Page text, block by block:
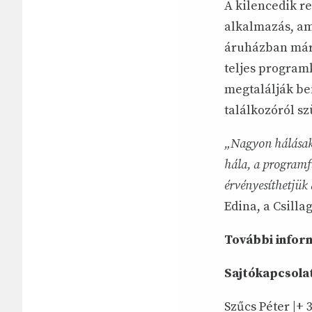
A kilencedik
alkalmazás,
áruházban
teljes
megtalálják
találkozóról
„Nagyon
hála, a
Edina, a
További
Szűcs Péter |+